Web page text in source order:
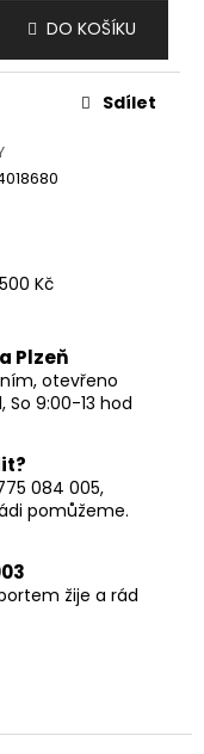
DO KOŠÍKU
Sdílet
Kč
Plzeň
otevřeno
So 9:00-13 hod
084 005,
pomůžeme.
žije a rád